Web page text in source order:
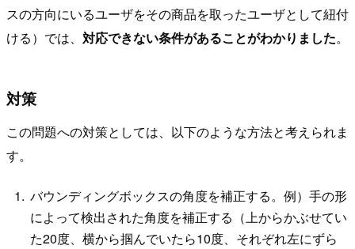
スの方向にいるユーザをその商品を取ったユーザとして紐付
ける）では、 対応できない条件があることがわかりました。
対策
この問題への対策としては、以下のような方法と考えられま
す。
バウンディングボックスの角度を補正する。例）手の形
によって検出された角度を補正する（上からかぶせてい
た20度、横から掴んでいたら10度、それぞれ左にずら